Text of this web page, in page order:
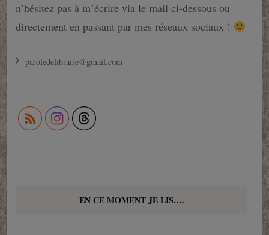
n’hésitez pas à m’écrire via le mail ci-dessous ou
directement en passant par mes réseaux sociaux !
paroledelibraire@gmail.com
EN CE MOMENT JE LIS….